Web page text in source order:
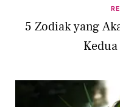
5 Zodiak yang